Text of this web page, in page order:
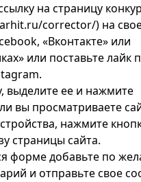
на страницу
corrector/) на
«Вконтакте» или
или поставьте лайк
выделите ее и нажмите
вы просматриваете
нажмите
страницы сайта.
форме добавьте по
и отправьте свое